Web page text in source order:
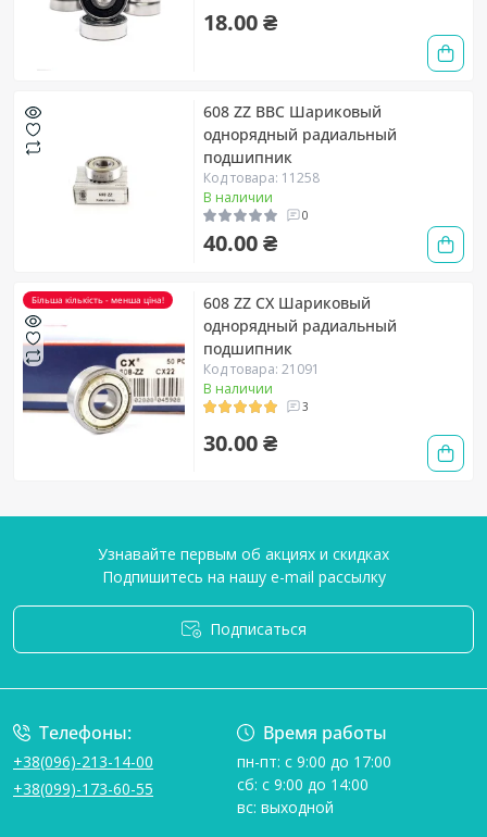
18.00 ₴
608 ZZ BBC Шариковый
однорядный радиальный
подшипник
Код товара: 11258
В наличии
0
40.00 ₴
Більша кількість - менша ціна!
608 ZZ CX Шариковый
однорядный радиальный
подшипник
Код товара: 21091
В наличии
3
30.00 ₴
Узнавайте первым об акциях и скидках
Подпишитесь на нашу e-mail рассылку
Подписаться
Телефоны:
+38(096)-213-14-00
+38(099)-173-60-55
Время работы
пн-пт: с 9:00 до 17:00
сб: с 9:00 до 14:00
вс: выходной